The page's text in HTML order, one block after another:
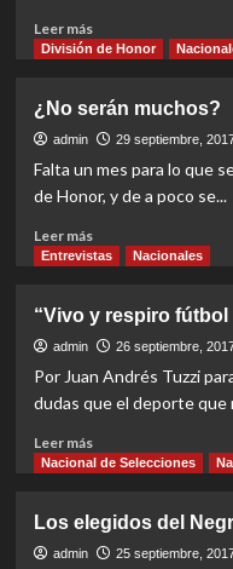
Leer másRead
more
mete
en
la
División de Honor
¿No serán muchos?
admin 29 septiembre,
Falta un mes para lo que
de Honor, y de a poco se...
Leer másRead
more
serán
muchos?
Entrevistas Nacionales
“Vivo y respiro
admin 26 septiembre,
Por Juan Andrés Tuzzi
dudas que el deporte que
Leer másRead
more
y
respiro
Nacional de Selecciones
Los elegidos del
admin 25 septiembre,